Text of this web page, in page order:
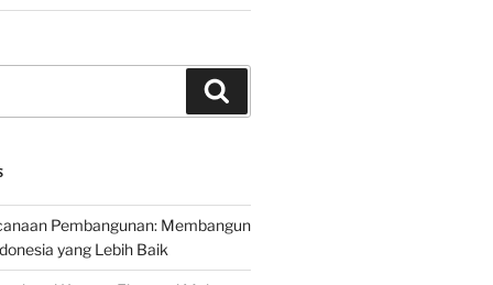
Pembangunan: Membangun
yang Lebih Baik